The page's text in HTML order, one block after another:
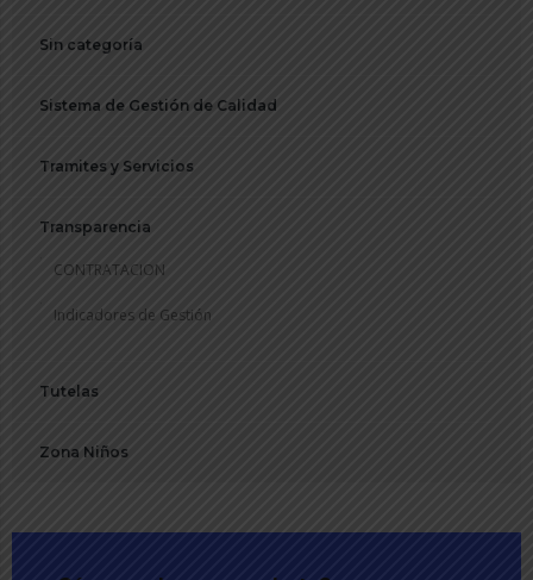
Sin categoría
Sistema de Gestión de Calidad
Tramites y Servicios
Transparencia
CONTRATACION
Indicadores de Gestión
Tutelas
Zona Niños